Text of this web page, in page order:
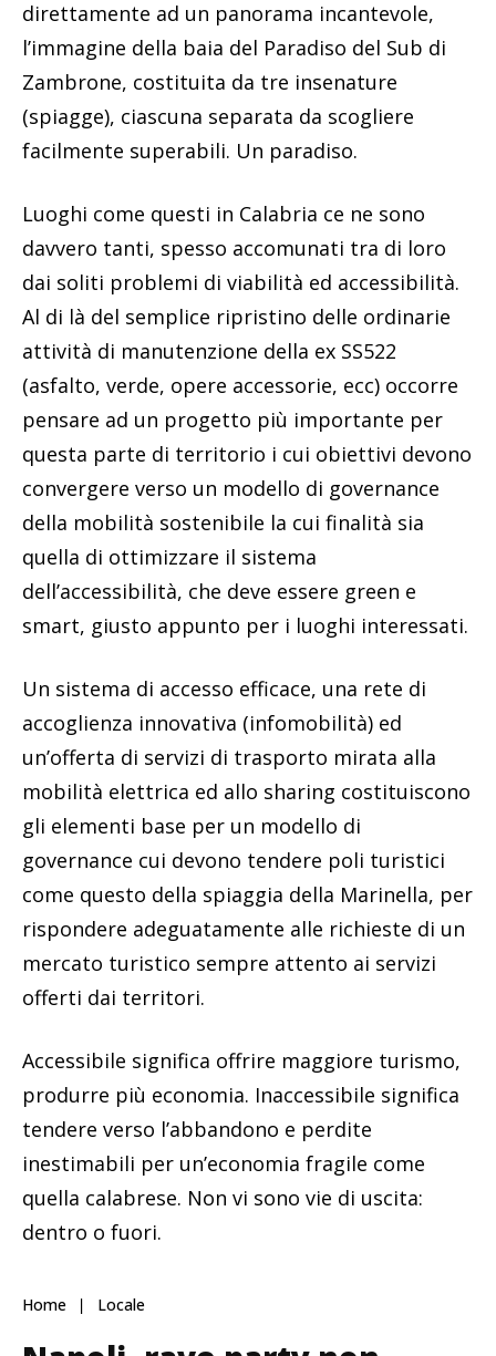
direttamente ad un panorama incantevole,
l’immagine della baia del Paradiso del Sub di
Zambrone, costituita da tre insenature
(spiagge), ciascuna separata da scogliere
facilmente superabili. Un paradiso.
Luoghi come questi in Calabria ce ne sono
davvero tanti, spesso accomunati tra di loro
dai soliti problemi di viabilità ed accessibilità.
Al di là del semplice ripristino delle ordinarie
attività di manutenzione della ex SS522
(asfalto, verde, opere accessorie, ecc) occorre
pensare ad un progetto più importante per
questa parte di territorio i cui obiettivi devono
convergere verso un modello di governance
della mobilità sostenibile la cui finalità sia
quella di ottimizzare il sistema
dell’accessibilità, che deve essere green e
smart, giusto appunto per i luoghi interessati.
Un sistema di accesso efficace, una rete di
accoglienza innovativa (infomobilità) ed
un’offerta di servizi di trasporto mirata alla
mobilità elettrica ed allo sharing costituiscono
gli elementi base per un modello di
governance cui devono tendere poli turistici
come questo della spiaggia della Marinella, per
rispondere adeguatamente alle richieste di un
mercato turistico sempre attento ai servizi
offerti dai territori.
Accessibile significa offrire maggiore turismo,
produrre più economia. Inaccessibile significa
tendere verso l’abbandono e perdite
inestimabili per un’economia fragile come
quella calabrese. Non vi sono vie di uscita:
dentro o fuori.
Home Locale